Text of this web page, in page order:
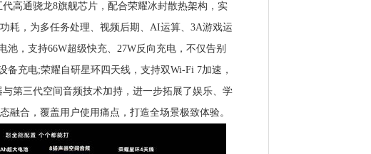
高通骁龙8旗舰芯片，配合荣耀冰封散热架构，实
耗，为多任务处理、视频后期、AI运算、3A游戏运
池，支持66W超级快充、27W反向充电，不仅告别
备充电;荣耀自研星环四天线，支持双Wi-Fi 7加速，
第三代空间音频技术加持，进一步拓展了娱乐、学
融合，覆盖用户使用痛点，打造全场景极致体验。